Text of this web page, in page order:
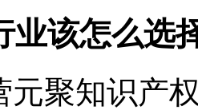
业该怎么选
元聚知识产